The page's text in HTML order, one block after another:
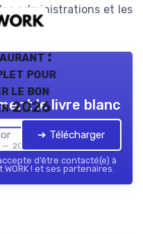
administrations et les
:
pour
le bon
2026
— 2026
le livre blanc
➔ Télécharger
d’être contacté(e) à
! et ses partenaires.